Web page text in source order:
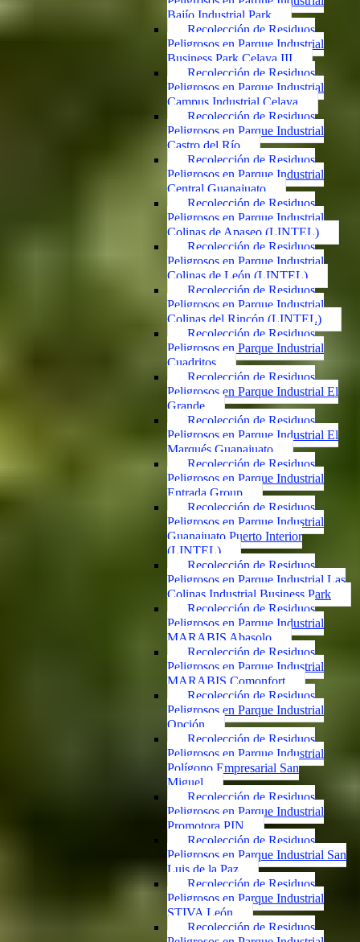
Bajío Industrial Park
Recolección de Residuos
Peligrosos en Parque Industrial
Business Park Celaya III
Recolección de Residuos
Peligrosos en Parque Industrial
Campus Industrial Celaya
Recolección de Residuos
Peligrosos en Parque Industrial
Castro del Río
Recolección de Residuos
Peligrosos en Parque Industrial
Central Guanajuato
Recolección de Residuos
Peligrosos en Parque Industrial
Colinas de Apaseo (LINTEL)
Recolección de Residuos
Peligrosos en Parque Industrial
Colinas de León (LINTEL)
Recolección de Residuos
Peligrosos en Parque Industrial
Colinas del Rincón (LINTEL)
Recolección de Residuos
Peligrosos en Parque Industrial
Cuadritos
Recolección de Residuos
Peligrosos en Parque Industrial El
Grande
Recolección de Residuos
Peligrosos en Parque Industrial El
Marqués Guanajuato
Recolección de Residuos
Peligrosos en Parque Industrial
Entrada Group
Recolección de Residuos
Peligrosos en Parque Industrial
Guanajuato Puerto Interior
(LINTEL)
Recolección de Residuos
Peligrosos en Parque Industrial Las
Colinas Industrial Business Park
Recolección de Residuos
Peligrosos en Parque Industrial
MARABIS Abasolo
Recolección de Residuos
Peligrosos en Parque Industrial
MARABIS Comonfort
Recolección de Residuos
Peligrosos en Parque Industrial
Opción
Recolección de Residuos
Peligrosos en Parque Industrial
Polígono Empresarial San
Miguel
Recolección de Residuos
Peligrosos en Parque Industrial
Promotora PIN
Recolección de Residuos
Peligrosos en Parque Industrial San
Luis de la Paz
Recolección de Residuos
Peligrosos en Parque Industrial
STIVA León
Recolección de Residuos